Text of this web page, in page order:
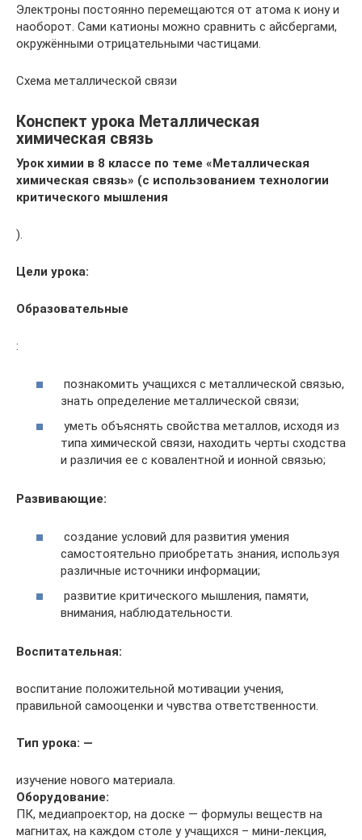
Электроны постоянно перемещаются от атома к иону и
наоборот. Сами катионы можно сравнить с айсбергами,
окружёнными отрицательными частицами.
Схема металлической связи
Конспект урока Металлическая
химическая связь
Урок химии в 8 классе по теме «Металлическая
химическая связь» (с использованием технологии
критического мышления
).
Цели урока:
Образовательные
:
познакомить учащихся с металлической связью,
знать определение металлической связи;
уметь объяснять свойства металлов, исходя из
типа химической связи, находить черты сходства
и различия ее с ковалентной и ионной связью;
Развивающие:
создание условий для развития умения
самостоятельно приобретать знания, используя
различные источники информации;
развитие критического мышления, памяти,
внимания, наблюдательности.
Воспитательная:
воспитание положительной мотивации учения,
правильной самооценки и чувства ответственности.
Тип урока: —
изучение нового материала.
Оборудование:
ПК, медиапроектор, на доске — формулы веществ на
магнитах, на каждом столе у учащихся – мини-лекция,